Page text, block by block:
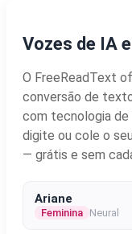
Vozes de IA
O FreeReadText
conversão de
com tecnologia de
digite ou cole o
— grátis e sem
Ariane
Feminina Neural